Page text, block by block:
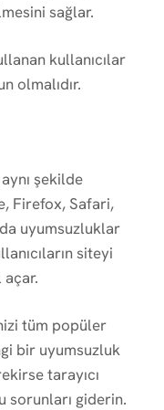
sağlar.
kullanıcılar
olmalıdır.
şekilde
Firefox, Safari,
uyumsuzluklar
siteyi
tüm popüler
bir uyumsuzluk
tarayıcı
sorunları giderin.